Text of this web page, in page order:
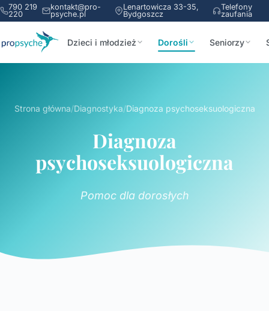
790 219
220
kontakt@pro-
psyche.pl
Lenartowicza 33-35,
Bydgoszcz
Telefony
zaufania
Dzieci i młodzież Dorośli Seniorzy
Strona główna/Diagnostyka/Diagnoza psychoseksuologiczna
Diagnoza
psychoseksuologiczna
Pomoc dla dorosłych